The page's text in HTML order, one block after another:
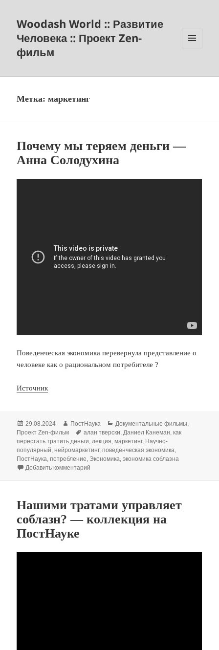
Woodash World :: Развитие
Человека :: Проект Zen-
фильм
Метка:маркетинг
Почему мы теряем деньги —
Анна Солодухина
Поведенческая экономика перевернула представление о
человеке как о рациональном потребителе ?
Источник
Опубликовано
29.08.2024 Автор
ПостНаука Рубрики
Документальные фильмы,
Проект Zen-фильм
Метки
алан тверски,Даниел Канеман,как
перестать тратить деньги,лекция,маркетинг, Научно-
популярный,нейромаркетинг,поведенческая экономика,
ПостНаука,потребление, Экономика,экономика соблазна
Добавить комментарий
Нашими тратами управляет
соблазн? — коллекция на
ПостНауке